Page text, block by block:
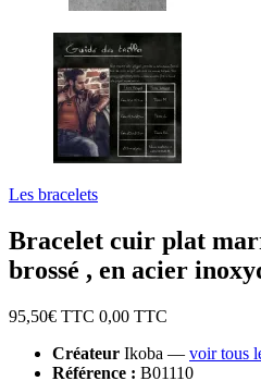
Les bracelets
Bracelet cuir plat
brossé , en acier
95,50€ TTC 0,00 TTC
Créateur Ikoba — voir tous
Référence : B01110